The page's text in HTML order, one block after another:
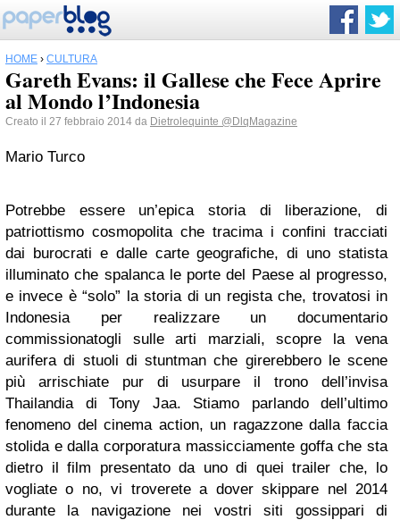
HOME › CULTURA
Gareth Evans: il Gallese che Fece Aprire
al Mondo l’Indonesia
Creato il 27 febbraio 2014 da Dietrolequinte @DlqMagazine
Mario Turco
Potrebbe essere un’epica storia di liberazione, di
patriottismo cosmopolita che tracima i confini tracciati
dai burocrati e dalle carte geografiche, di uno statista
illuminato che spalanca le porte del Paese al progresso,
e invece è “solo” la storia di un regista che, trovatosi in
Indonesia per realizzare un documentario
commissionatogli sulle arti marziali, scopre la vena
aurifera di stuoli di stuntman che girerebbero le scene
più arrischiate pur di usurpare il trono dell’invisa
Thailandia di Tony Jaa. Stiamo parlando dell’ultimo
fenomeno del cinema action, un ragazzone dalla faccia
stolida e dalla corporatura massicciamente goffa che sta
dietro il film presentato da uno di quei trailer che, lo
vogliate o no, vi troverete a dover skippare nel 2014
durante la navigazione nei vostri siti gossippari di